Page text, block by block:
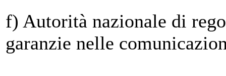
f) Autorità nazionale di
garanzie nelle